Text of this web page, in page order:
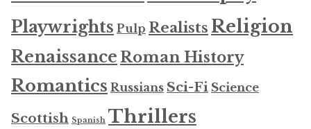
Playwrights Pulp Realists Religion
RenaissanceRoman History
Romantics Russians Sci-Fi Science
Scottish Spanish Thrillers